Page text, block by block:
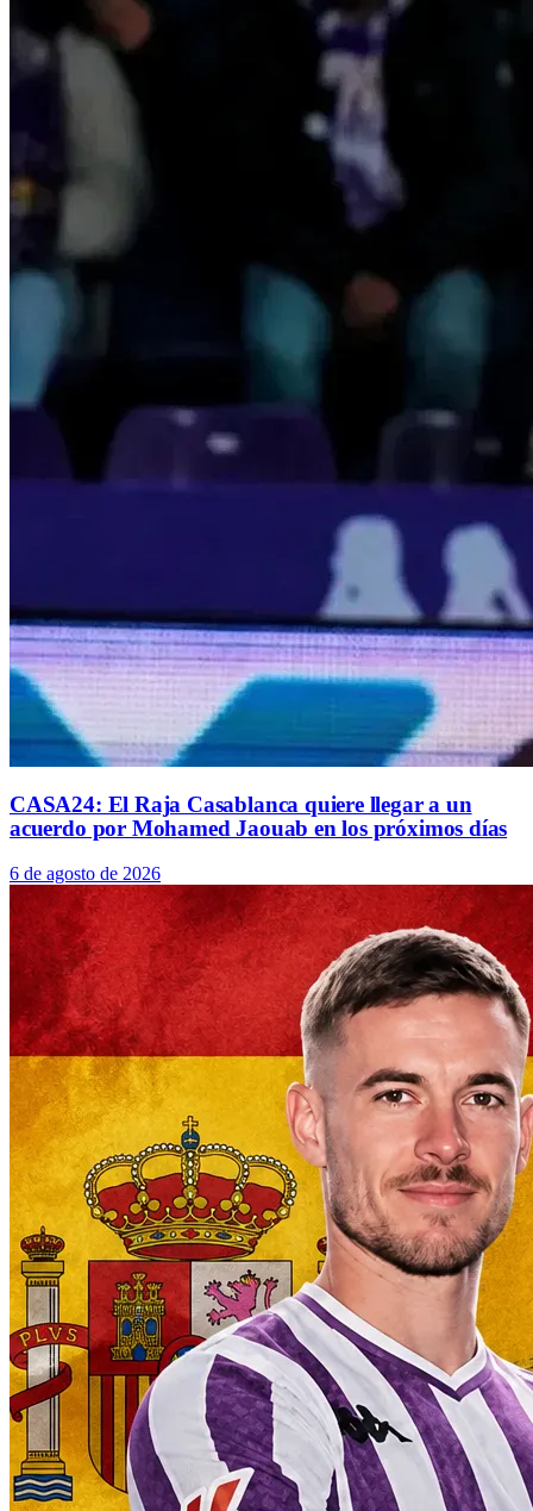
CASA24: El Raja Casablanca quiere llegar a un
acuerdo por Mohamed Jaouab en los próximos días
6 de agosto de 2026